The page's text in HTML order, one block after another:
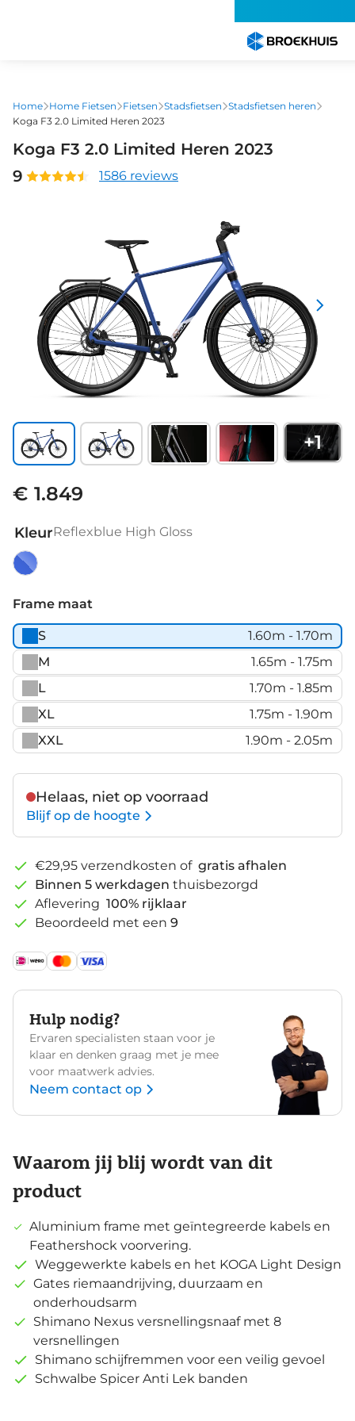
gaan
Home Home Fietsen Fietsen Stadsfietsen Stadsfietsen heren
Koga F3 2.0 Limited Heren 2023
Koga F3 2.0 Limited Heren 2023
9
1586 reviews
+1
€ 1.849
KleurReflexblue High Gloss
High
Gloss
Frame maat
S
1.60m - 1.70m
M
1.65m - 1.75m
L
1.70m - 1.85m
XL
1.75m - 1.90m
XXL
1.90m - 2.05m
Helaas, niet op voorraad
Blijf op de hoogte
€29,95 verzendkosten of gratis afhalen
Binnen 5 werkdagen thuisbezorgd
Aflevering 100% rijklaar
Beoordeeld met een 9
Hulp nodig?
Ervaren specialisten staan voor je
klaar en denken graag met je mee
voor maatwerk advies.
Neem contact op
Waarom jij blij wordt van dit
product
Aluminium frame met geïntegreerde kabels en
Feathershock voorvering.
Weggewerkte kabels en het KOGA Light Design
Gates riemaandrijving, duurzaam en
onderhoudsarm
Shimano Nexus versnellingsnaaf met 8
versnellingen
Shimano schijfremmen voor een veilig gevoel
Schwalbe Spicer Anti Lek banden